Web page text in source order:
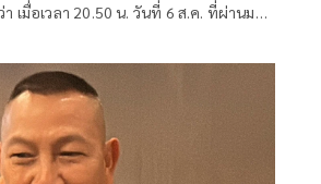
เมื่อเวลา 20.50 น. วันที่ 6 ส.ค. ที่ผ่านมา
ญ่บ้านหมู่ที่ 5